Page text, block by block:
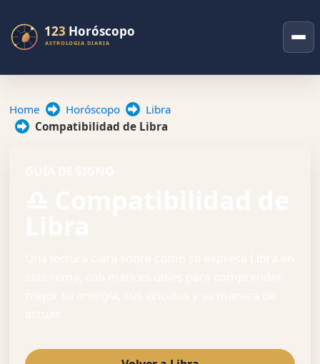
Home Horóscopo
Libra
Compatibilidad de Libra